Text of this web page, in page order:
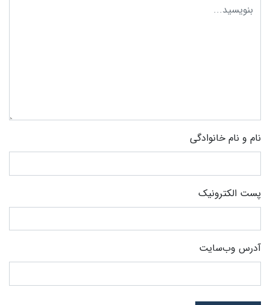
نام و نام خانوادگی
پست الکترونیک
آدرس وب‌سایت